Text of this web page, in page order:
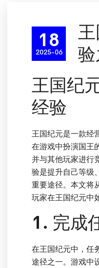
18
2025-06
王国纪
经验
王国纪元是一款经
在游戏中扮演国王
并与其他玩家进行
验是提升自己等级
重要途径。本文将
玩家在王国纪元中
1. 完成
在王国纪元中，任
途径之一。游戏中